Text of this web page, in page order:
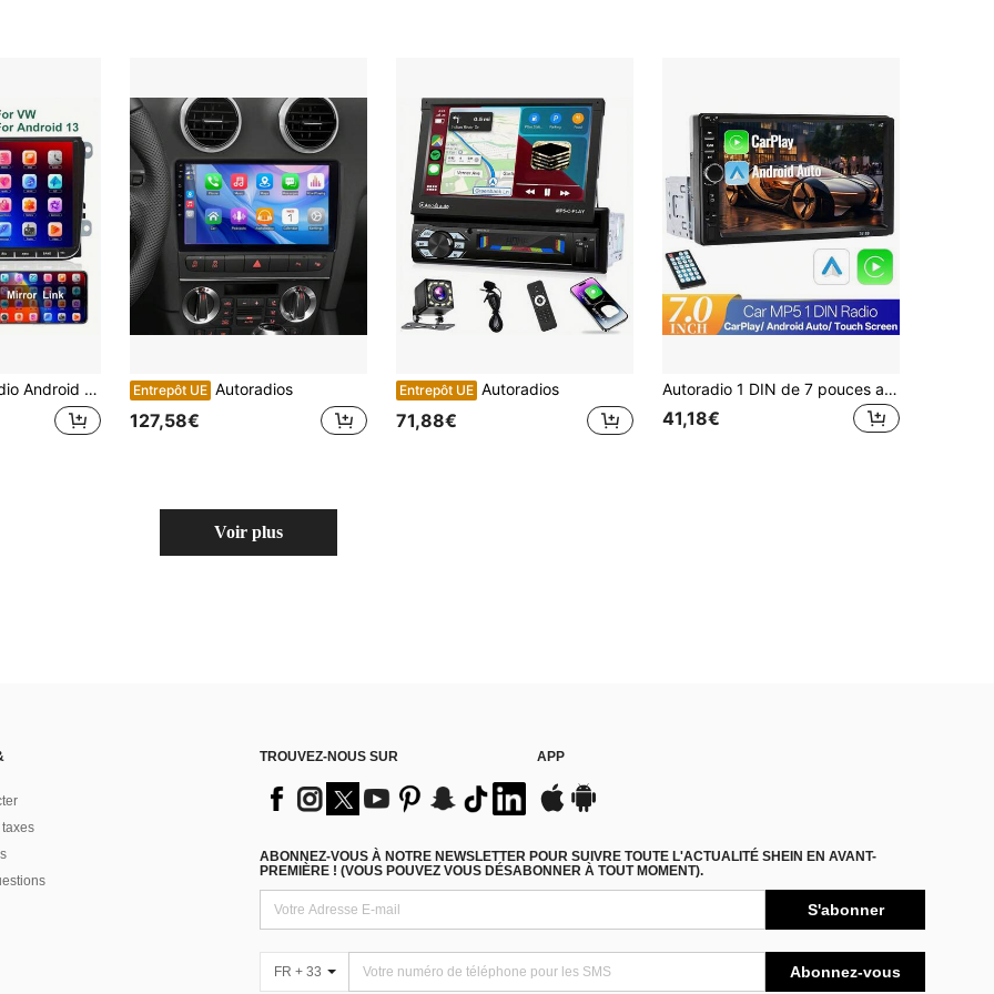
USB FM double USB pour VW Autoradio Android GPS Écran tactile 9 pouces Bluetooth autoradio lecteur autoradio pour SEAT Passat Golf Skoda WiFi Mirror Link Radio FM-RDS Double USB + Caméra de Recul Entrepôt UE Autoradios
127,58€
Entrepôt UE Autoradios
71,88€
Autoradio 1 DIN de 7 pouces avec lecteur multimédia, CarPlay, Android Auto, écran tactile, FM, AUX, lien de mirroring
41,18€
Voir plus
taxes
TROUVEZ-NOUS SUR APP
ABONNEZ-VOUS À NOTRE NEWSLETTER POUR SUIVRE TOUTE L'ACTUALITÉ SHEIN EN AVANT-
PREMIÈRE ! (VOUS POUVEZ VOUS DÉSABONNER À TOUT MOMENT).
S'abonner
FR + 33 Abonnez-vous